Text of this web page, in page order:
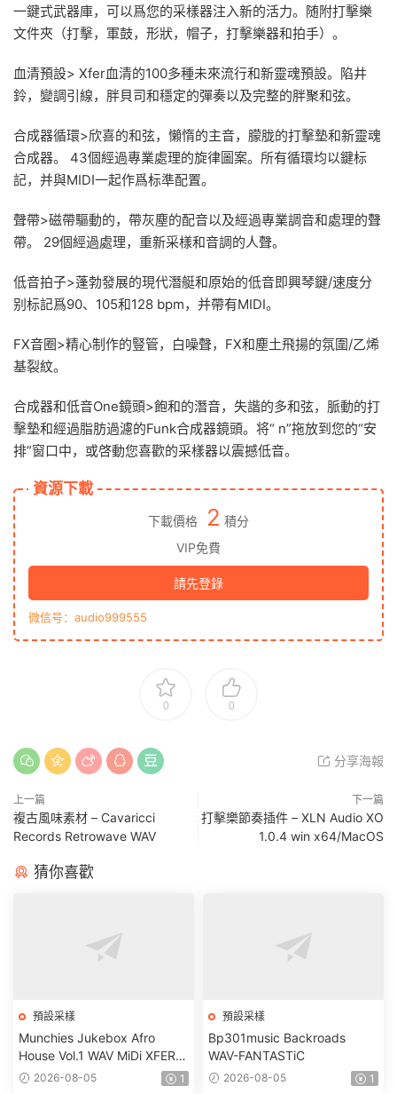
一鍵式武器庫，可以爲您的采樣器注入新的活力。随附打擊樂
文件夾（打擊，軍鼓，形狀，帽子，打擊樂器和拍手）。
血清預設> Xfer血清的100多種未來流行和新靈魂預設。陷井
鈴，變調引線，胖貝司和穩定的彈奏以及完整的胖聚和弦。
合成器循環>欣喜的和弦，懶惰的主音，朦胧的打擊墊和新靈魂
合成器。 43個經過專業處理的旋律圖案。所有循環均以鍵标
記，并與MIDI一起作爲标準配置。
聲帶>磁帶驅動的，帶灰塵的配音以及經過專業調音和處理的聲
帶。 29個經過處理，重新采樣和音調的人聲。
低音拍子>蓬勃發展的現代潛艇和原始的低音即興琴鍵/速度分
别标記爲90、105和128 bpm，并帶有MIDI。
FX音圈>精心制作的豎管，白噪聲，FX和塵土飛揚的氛圍/乙烯
基裂紋。
合成器和低音One鏡頭>飽和的潛音，失諧的多和弦，脈動的​​打
擊墊和經過脂肪過濾的Funk合成器鏡頭。将“ n”拖放到您的“安
排”窗口中，或啓動您喜歡的采樣器以震撼低音。
資源下載
下載價格 2 積分
VIP免費
請先登錄
微信号：audio999555
0 0
分享海報
上一篇
複古風味素材 – Cavaricci
Records Retrowave WAV
下一篇
打擊樂節奏插件 – XLN Audio XO
1.0.4 win x64/MacOS
猜你喜歡
預設采樣
Munchies Jukebox Afro
House Vol.1 WAV MiDi XFER
RECORDS SERUM-
2026-08-05 1
預設采樣
Bp301music Backroads
WAV-FANTASTiC
2026-08-05 1